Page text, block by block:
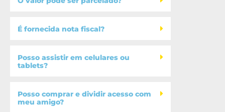
É fornecida nota fiscal?
Posso assistir em celulares ou
tablets?
Posso comprar e dividir acesso com
meu amigo?